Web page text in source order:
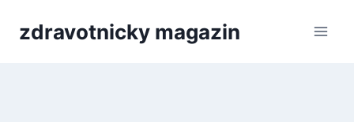
zdravotnicky magazin